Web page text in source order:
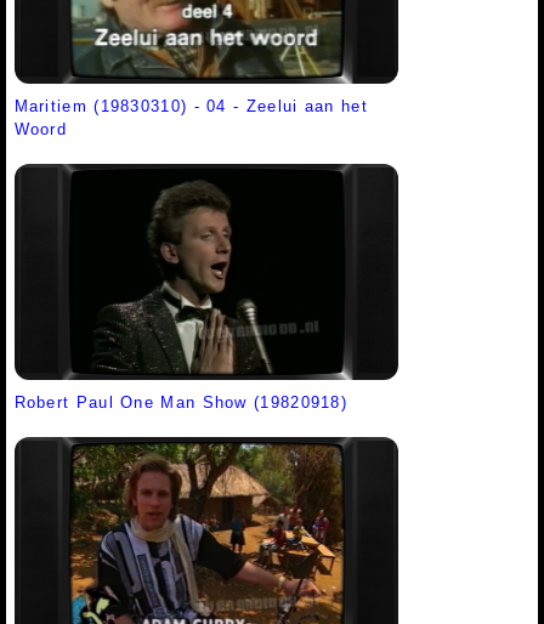
Maritiem (19830310) - 04 - Zeelui aan het
Woord
Robert Paul One Man Show (19820918)